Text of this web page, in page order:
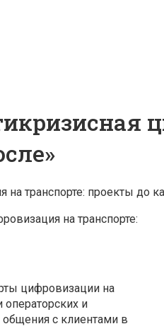
транспорте: проекты до
на транспорте:
цифровизации на
и
с клиентами в